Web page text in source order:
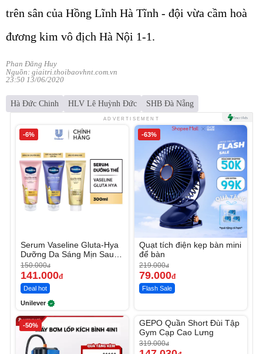
trên sân của Hồng Lĩnh Hà Tĩnh - đội vừa cầm hoà
đương kim vô địch Hà Nội 1-1.
Phan Đăng Huy
Nguồn: giaitri.thoibaovhnt.com.vn
23:50 13/06/2020
Hà Đức Chinh HLV Lê Huỳnh Đức SHB Đà Nẵng
ADVERTISEMENT
-6%
Serum Vaseline Gluta-Hya
Dưỡng Da Sáng Mịn Sau 7
Ngày
150.000đ
141.000đ
Deal hot
Unilever
-63%
Quạt tích điện kẹp bàn mini
để bàn
219.000đ
79.000đ
Flash Sale
-50% -53%
GEPO Quần Short Đùi Tập
Gym Cạp Cao Lưng
319.000đ